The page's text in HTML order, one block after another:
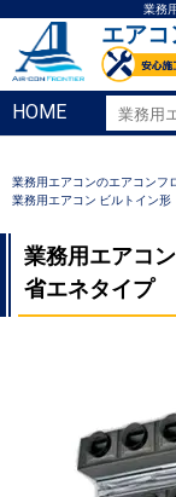
業務
エア
HOME
業務用エアコンのエアコンフ
業務用エアコン ビルトイ
業務用エア
省エネタイプ